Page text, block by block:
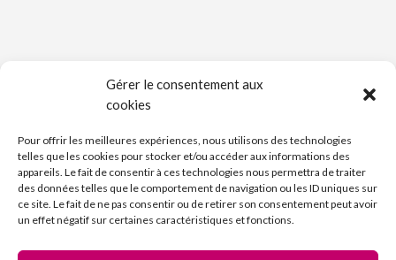
Gérer le consentement aux
cookies
Pour offrir les meilleures expériences, nous utilisons des technologies
telles que les cookies pour stocker et/ou accéder aux informations des
appareils. Le fait de consentir à ces technologies nous permettra de traiter
des données telles que le comportement de navigation ou les ID uniques sur
ce site. Le fait de ne pas consentir ou de retirer son consentement peut avoir
un effet négatif sur certaines caractéristiques et fonctions.
Téléchargez l’appli du Saint-Affricain
Découvrez l’Imprimerie Nouvelle